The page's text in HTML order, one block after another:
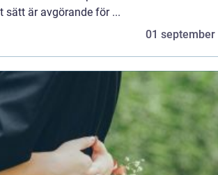
är avgörande för ...
01 september